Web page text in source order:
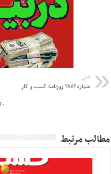
قبلی
شماره ۲۸۸۲ روزنامه کسب و کار
مطالب مرتبط